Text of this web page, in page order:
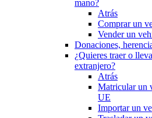
mano?
Atrás
Comprar un
Vender un
Donaciones,
¿Quieres traer o
extranjero?
Atrás
Matricular un
UE
Importar un